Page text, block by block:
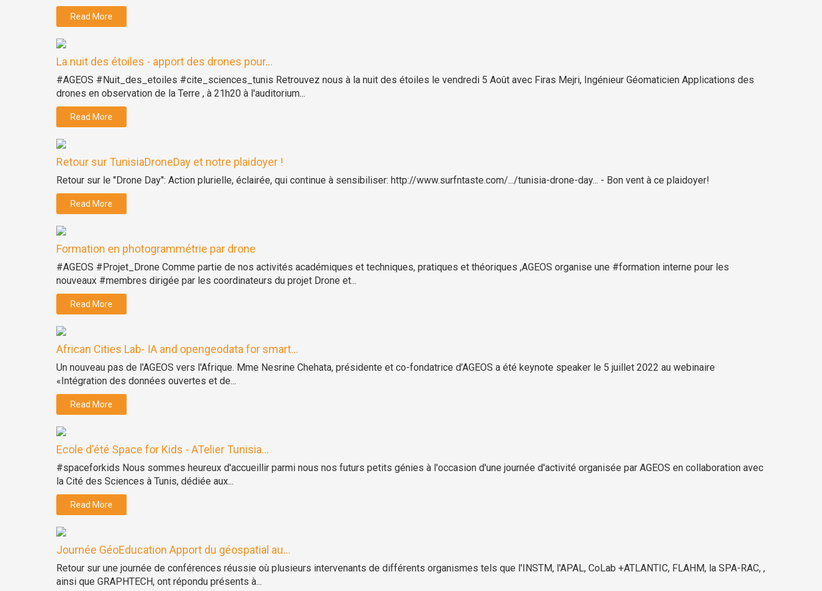
Read More
La nuit des étoiles - apport des drones pour...
#AGEOS #Nuit_des_etoiles #cite_sciences_tunis Retrouvez nous à la nuit des étoiles le vendredi 5 Août avec Firas Mejri, Ingénieur Géomaticien Applications des
drones en observation de la Terre , à 21h20 à l'auditorium...
Read More
Retour sur TunisiaDroneDay et notre plaidoyer !
Retour sur le "Drone Day": Action plurielle, éclairée, qui continue à sensibiliser: http://www.surfntaste.com/.../tunisia-drone-day... - Bon vent à ce plaidoyer!
Read More
Formation en photogrammétrie par drone
#AGEOS #Projet_Drone Comme partie de nos activités académiques et techniques, pratiques et théoriques ,AGEOS organise une #formation interne pour les
nouveaux #membres dirigée par les coordinateurs du projet Drone et...
Read More
African Cities Lab- IA and opengeodata for smart...
Un nouveau pas de l'AGEOS vers l'Afrique. Mme Nesrine Chehata, présidente et co-fondatrice d’AGEOS a été keynote speaker le 5 juillet 2022 au webinaire
«Intégration des données ouvertes et de...
Read More
Ecole d'été Space for Kids - ATelier Tunisia...
#spaceforkids Nous sommes heureux d'accueillir parmi nous nos futurs petits génies à l'occasion d'une journée d'activité organisée par AGEOS en collaboration avec
la Cité des Sciences à Tunis, dédiée aux...
Read More
Journée GéoEducation Apport du géospatial au...
Retour sur une journée de conférences réussie où plusieurs intervenants de différents organismes tels que l'INSTM, l'APAL, CoLab +ATLANTIC, FLAHM, la SPA-RAC, ,
ainsi que GRAPHTECH, ont répondu présents à...